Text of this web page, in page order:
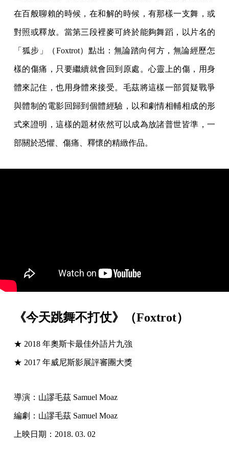
在百般聊賴的時候，在和解的時候，有那樣一支舞，或
對照或釋放。當第三段裡麥可終於能夠舞蹈，以片名的
「狐步」（Foxtrot）點出：無論踏向何方，無論經歷怎
樣的傷痛，只要繼續就會回到原處。心靈上的傷，用身
體來記住，也用身體來接受。毛茲將這樣一部質疑戰爭
與體制的電影回歸到個體經驗，以和劇情相輔相成的形
式來證明，這樣的題材依然可以成為放諸普世皆準，一
部關於恐懼、傷痛、釋懷的精緻作品。
《今天跳舞不打仗》（Foxtrot）
★ 2018 年奧斯卡最佳外語片九強
★ 2017 年威尼斯影展評審團大獎
導演：山謬毛茲 Samuel Moaz
編劇：山謬毛茲 Samuel Moaz
上映日期：2018. 03. 02